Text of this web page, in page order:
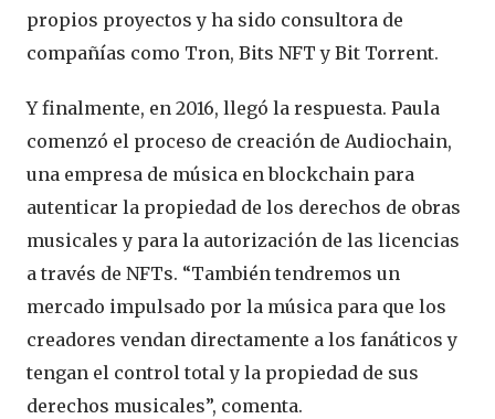
propios proyectos y ha sido consultora de
compañías como Tron, Bits NFT y Bit Torrent.
Y finalmente, en 2016, llegó la respuesta. Paula
comenzó el proceso de creación de Audiochain,
una empresa de música en blockchain para
autenticar la propiedad de los derechos de obras
musicales y para la autorización de las licencias
a través de NFTs. “También tendremos un
mercado impulsado por la música para que los
creadores vendan directamente a los fanáticos y
tengan el control total y la propiedad de sus
derechos musicales”, comenta.